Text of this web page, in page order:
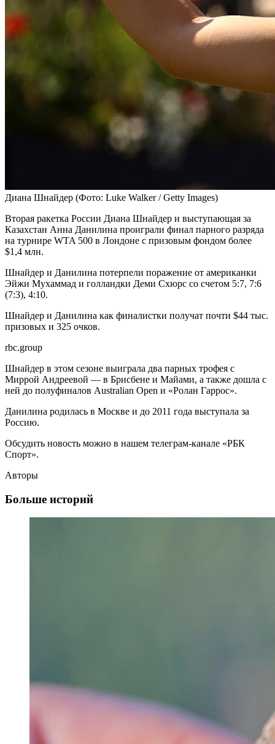
Диана Шнайдер (Фото: Luke Walker / Getty Images)
Вторая ракетка России Диана Шнайдер и выступающая за
Казахстан Анна Данилина проиграли финал парного разряда
на турнире WTA 500 в Лондоне с призовым фондом более
$1,4 млн.
Шнайдер и Данилина потерпели поражение от американки
Эйжи Мухаммад и голландки Деми Схюрс со счетом 5:7, 7:6
(7:3), 4:10.
Шнайдер и Данилина как финалистки получат почти $44 тыс.
призовых и 325 очков.
rbc.group
Шнайдер в этом сезоне выиграла два парных трофея с
Миррой Андреевой — в Брисбене и Майами, а также дошла с
ней до полуфиналов Australian Open и «Ролан Гаррос».
Данилина родилась в Москве и до 2011 года выступала за
Россию.
Обсудить новость можно в нашем телеграм-канале «РБК
Спорт».
Авторы
Больше историй